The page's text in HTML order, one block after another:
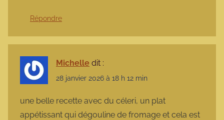
Répondre
Michelle dit :
28 janvier 2026 à 18 h 12 min
une belle recette avec du céleri, un plat
appétissant qui dégouline de fromage et cela est